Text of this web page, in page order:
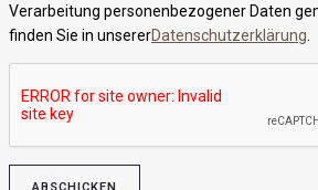
Verarbeitung personenbezogener Daten
finden Sie in unsererDatenschutzerklärung